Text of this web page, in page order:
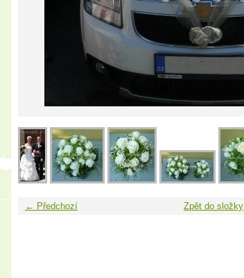
← Předchozí Zpět do složky